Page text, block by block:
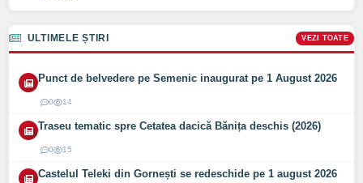
ULTIMELE ȘTIRI VEZI TOATE
Punct de belvedere pe Semenic inaugurat pe 1 August 2026
0 14
Traseu tematic spre Cetatea dacică Bănița deschis (2026)
0 15
Castelul Teleki din Gornești se redeschide pe 1 august 2026